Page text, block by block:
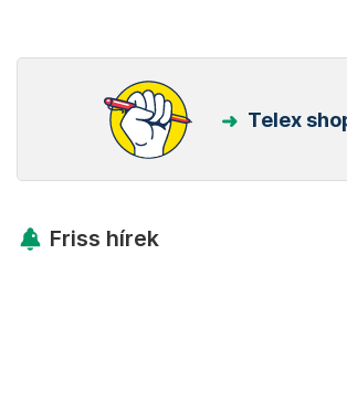
Telex
Friss hírek